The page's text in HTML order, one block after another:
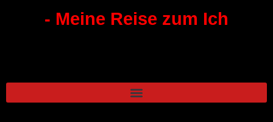
- Meine Reise zum Ich